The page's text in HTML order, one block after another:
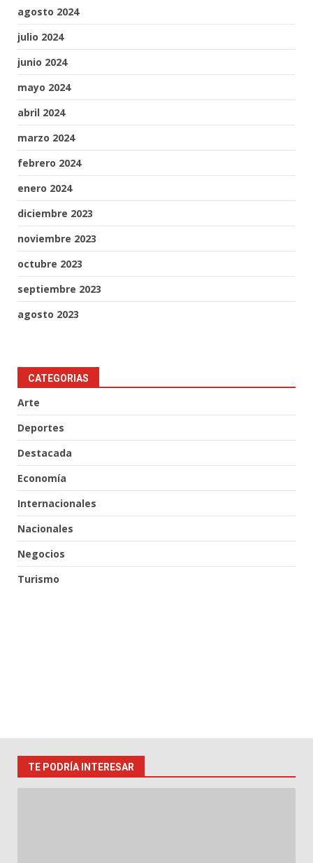
agosto 2024
julio 2024
junio 2024
mayo 2024
abril 2024
marzo 2024
febrero 2024
enero 2024
diciembre 2023
noviembre 2023
octubre 2023
septiembre 2023
agosto 2023
CATEGORIAS
Arte
Deportes
Destacada
Economía
Internacionales
Nacionales
Negocios
Turismo
TE PODRÍA INTERESAR